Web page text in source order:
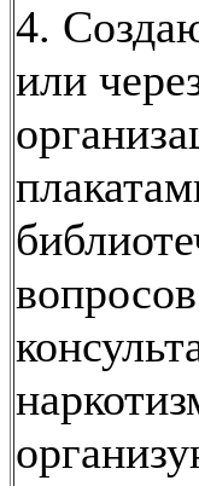
4.
или